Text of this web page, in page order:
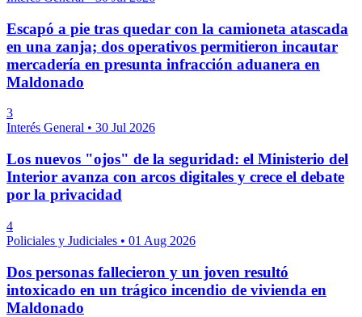
Escapó a pie tras quedar con la camioneta atascada
en una zanja; dos operativos permitieron incautar
mercadería en presunta infracción aduanera en
Maldonado
3
Interés General • 30 Jul 2026
Los nuevos "ojos" de la seguridad: el Ministerio del
Interior avanza con arcos digitales y crece el debate
por la privacidad
4
Policiales y Judiciales • 01 Aug 2026
Dos personas fallecieron y un joven resultó
intoxicado en un trágico incendio de vivienda en
Maldonado